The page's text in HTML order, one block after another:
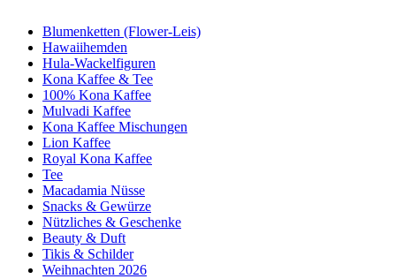
Blumenketten (Flower-Leis)
Hawaiihemden
Hula-Wackelfiguren
Kona Kaffee & Tee
100% Kona Kaffee
Mulvadi Kaffee
Kona Kaffee Mischungen
Lion Kaffee
Royal Kona Kaffee
Tee
Macadamia Nüsse
Snacks & Gewürze
Nützliches & Geschenke
Beauty & Duft
Tikis & Schilder
Weihnachten 2026